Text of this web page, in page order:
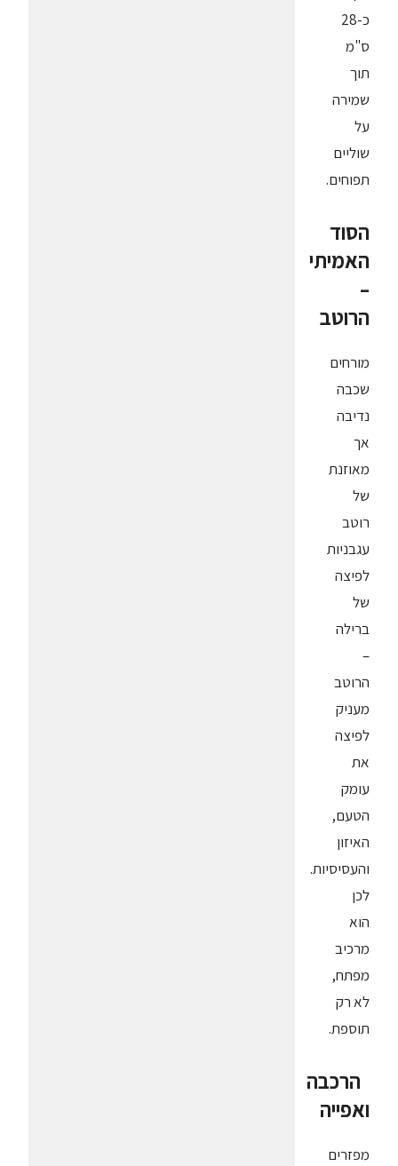
כ-28
ס"מ
תוך
שמירה
על
שוליים
תפוחים.
הסוד
האמיתי
–
הרוטב
מורחים
שכבה
נדיבה
אך
מאוזנת
של
רוטב
עגבניות
לפיצה
של
ברילה
–
הרוטב
מעניק
לפיצה
את
עומק
הטעם,
האיזון
והעסיסיות.
לכן
הוא
מרכיב
מפתח,
לא רק
תוספת.
הרכבה
ואפייה
מפזרים